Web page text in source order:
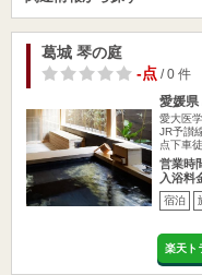
葛城 琴の庭
-点/ 0 件
愛媛県
愛大医
JR予讃
点下車
営業時
入浴料
宿泊
楽天ト